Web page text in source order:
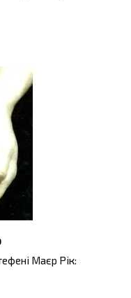
Маєр Рік: